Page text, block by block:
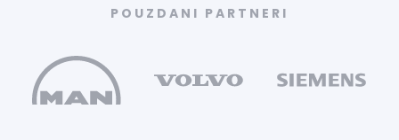
POUZDANI PARTNERI